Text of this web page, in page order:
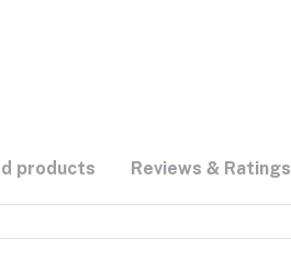
products Reviews & Ratings